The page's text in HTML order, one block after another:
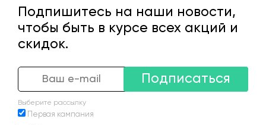
Подпишитесь на наши новости,
чтобы быть в курсе всех акций и
скидок.
Подписаться
Выберите рассылку
Первая кампания